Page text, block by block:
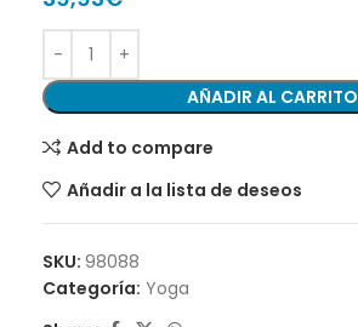
AÑADIR AL CARRITO
Add to compare
Añadir a la lista de deseos
SKU: 98088
Categoría: Yoga